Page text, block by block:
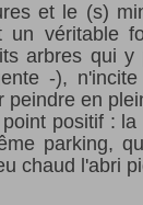
et le (s)
un véritable
arbres qui
-),
peindre en
positif :
parking,
chaud l'abri